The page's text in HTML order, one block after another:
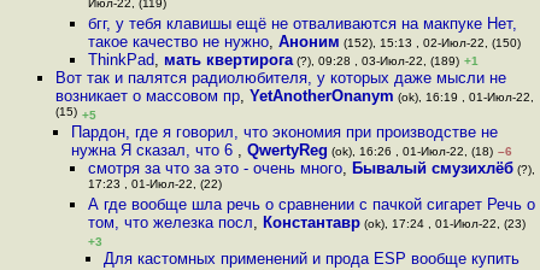
Июл-22, (119)
бгг, у тебя клавишы ещё не отваливаются на макпуке Нет,
такое качество не нужно, Аноним (152), 15:13 , 02-Июл-22, (150)
ThinkPad, мать квертирога(?), 09:28 , 03-Июл-22, (189) +1
Вот так и палятся радиолюбителя, у которых даже мысли не
возникает о массовом пр, YetAnotherOnanym (ok), 16:19 , 01-Июл-22,
(15) +5
Пардон, где я говорил, что экономия при производстве не
нужна Я сказал, что 6 ,QwertyReg (ok), 16:26 , 01-Июл-22, (18) –6
смотря за что за это - очень много, Бывалый смузихлёб(?),
17:23 , 01-Июл-22, (22)
А где вообще шла речь о сравнении с пачкой сигарет Речь о
том, что железка посл, Константавр(ok), 17:24 , 01-Июл-22, (23)
+3
Для кастомных применений и прода ESP вообще купить